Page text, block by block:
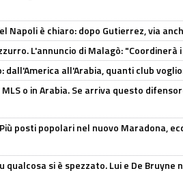
Napoli è chiaro: dopo Gutierrez, via
L'annuncio di Malagò:
dall'America all'Arabia, quanti club
o in Arabia. Se arriva questo
posti popolari nel nuovo Maradona,
qualcosa si è spezzato. Lui e De